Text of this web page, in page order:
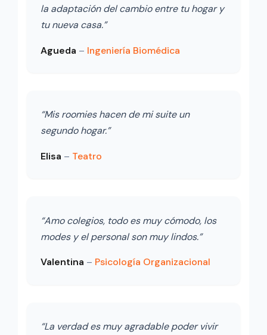
la adaptación del cambio entre tu hogar y
tu nueva casa.”
Agueda – Ingeniería Biomédica
“Mis roomies hacen de mi suite un
segundo hogar.”
Elisa – Teatro
“Amo colegios, todo es muy cómodo, los
modes y el personal son muy lindos.”
Valentina – Psicología Organizacional
“La verdad es muy agradable poder vivir